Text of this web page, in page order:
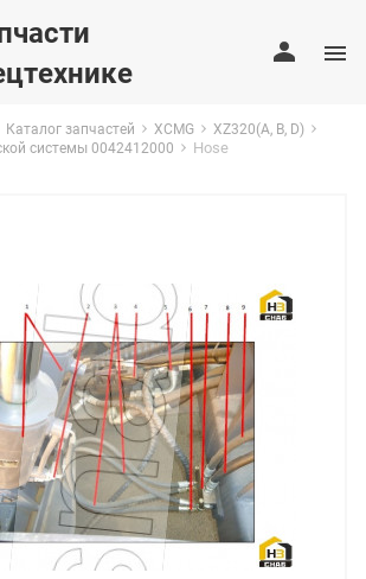
Каталог запчастей XCMG
XZ320(A, B, D)
системы 0042412000
Hose